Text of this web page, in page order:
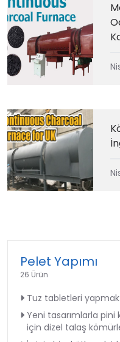
Pelet Yapımı
26 Ürün
Tuz tabletleri
Yeni tasarımlarla
için dizel talaş